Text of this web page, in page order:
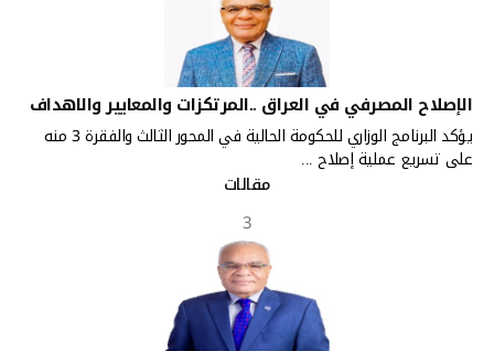
الإصلاح المصرفي في العراق ..المرتكزات والمعايير والاهداف
يؤكد البرنامج الوزاري للحكومة الحالية في المحور الثالث والفقرة 3 منه
على تسريع عملية إصلاح ...
مقالات
3